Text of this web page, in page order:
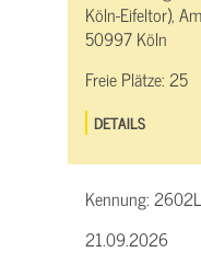
Köln-Eifeltor),
50997 Köln
Freie Plätze:25
DETAILS
Kennung:
21.09.2026